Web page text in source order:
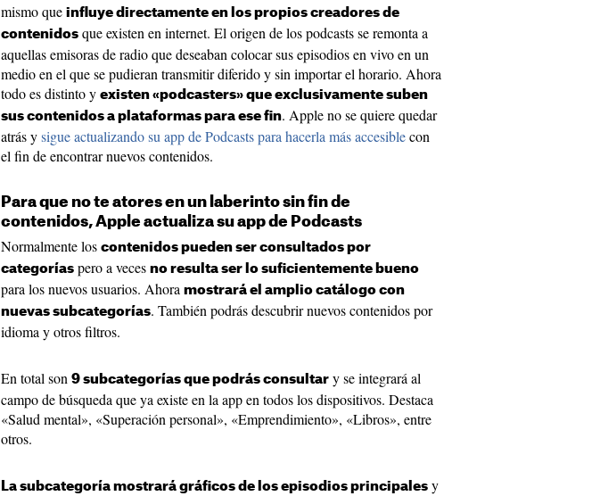
mismo que influye directamente en los propios creadores de
contenidos que existen en internet. El origen de los podcasts se remonta a
aquellas emisoras de radio que deseaban colocar sus episodios en vivo en un
medio en el que se pudieran transmitir diferido y sin importar el horario. Ahora
todo es distinto y existen «podcasters» que exclusivamente suben
sus contenidos a plataformas para ese fin. Apple no se quiere quedar
atrás ysigue actualizando su app de Podcasts para hacerla más accesiblecon
el fin de encontrar nuevos contenidos.
Para que no te atores en un laberinto sin fin de
contenidos, Apple actualiza su app de Podcasts
Normalmente los contenidos pueden ser consultados por
categorías pero a veces no resulta ser lo suficientemente bueno
para los nuevos usuarios. Ahora mostrará el amplio catálogo con
nuevas subcategorías. También podrás descubrir nuevos contenidos por
idioma y otros filtros.
En total son 9 subcategorías que podrás consultar y se integrará al
campo de búsqueda que ya existe en la app en todos los dispositivos. Destaca
«Salud mental», «Superación personal», «Emprendimiento», «Libros», entre
otros.
La subcategoría mostrará gráficos de los episodios principales y